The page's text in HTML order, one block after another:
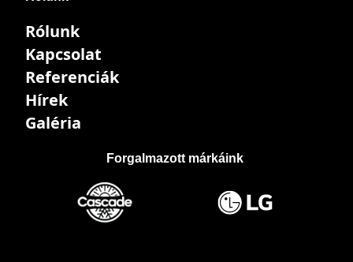
Rólunk
Kapcsolat
Referenciák
Hírek
Galéria
Forgalmazott márkáink